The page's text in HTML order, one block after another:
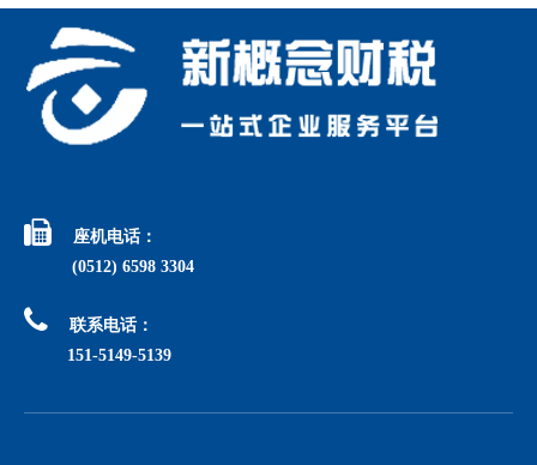

座机电话：
(0512) 6598 3304

联系电话：
151-5149-5139